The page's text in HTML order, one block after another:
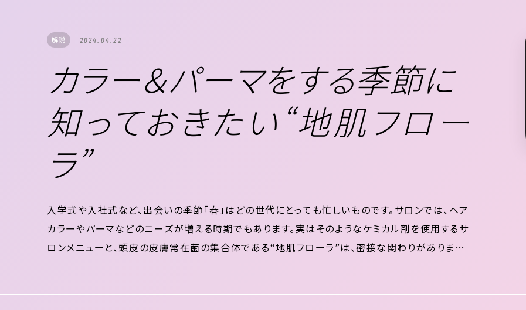
解説 2024.04.22
カラー＆パーマをする季節に
知っておきたい“地肌フロー
ラ”
入学式や入社式など、出会いの季節「春」はどの世代にとっても忙しいものです。サロンでは、ヘア
カラーやパーマなどのニーズが増える時期でもあります。実はそのようなケミカル剤を使用するサ
ロンメニューと、頭皮の皮膚常在菌の集合体である“地肌フローラ”は、密接な関わりがあります。